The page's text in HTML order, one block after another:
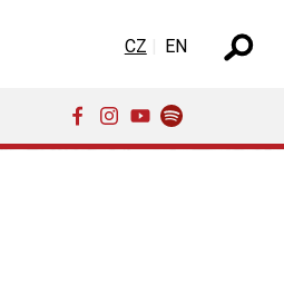
Zvolte jazyk
CZ EN